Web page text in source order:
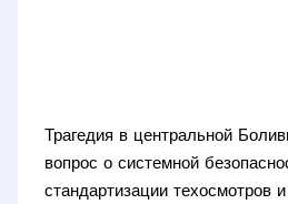
Трагедия в центральной
вопрос о системной
стандартизации техосмотров